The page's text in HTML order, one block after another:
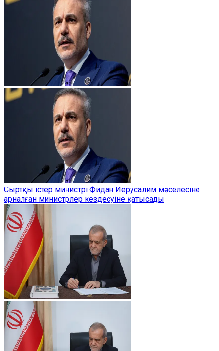
Сыртқы істер министрі Фидан Иерусалим мәселесіне
арналған министрлер кездесуіне қатысады